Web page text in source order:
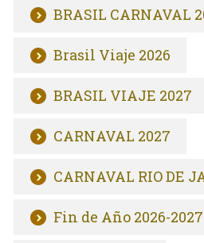
BRASIL CARNAVAL
Brasil Viaje 2026
BRASIL VIAJE 2027
CARNAVAL 2027
CARNAVAL RIO DE
Fin de Año 2026-